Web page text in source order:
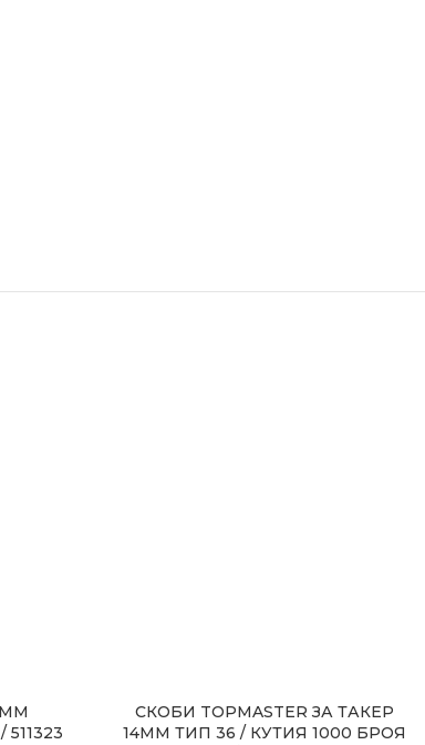
СКОБИ TOPMASTER ЗА ТАКЕР
14MM ТИП 36 / КУТИЯ 1000 БРОЯ